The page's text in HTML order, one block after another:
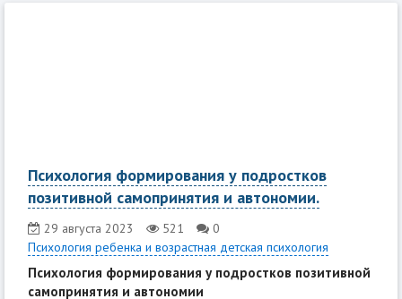
Психология формирования у подростков
позитивной самопринятия и автономии.
29 августа 2023 521
0
Психология ребенка и возрастная детская психология
Психология формирования у подростков позитивной
самопринятия и автономии